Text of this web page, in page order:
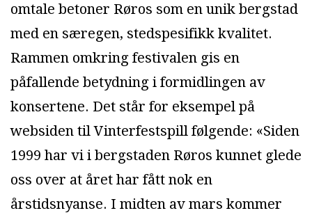
omtale betoner Røros som en unik bergstad
med en særegen, stedspesifikk kvalitet.
Rammen omkring festivalen gis en
påfallende betydning i formidlingen av
konsertene. Det står for eksempel på
websiden til Vinterfestspill følgende: «Siden
1999 har vi i bergstaden Røros kunnet glede
oss over at året har fått nok en
årstidsnyanse. I midten av mars kommer